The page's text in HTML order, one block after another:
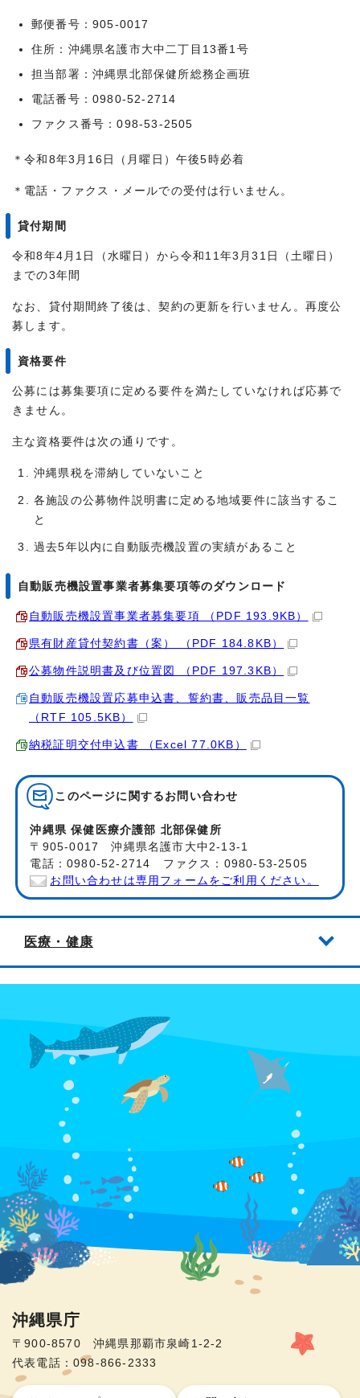
郵便番号：905-0017
住所：沖縄県名護市大中二丁目13番1号
担当部署：沖縄県北部保健所総務企画班
電話番号：0980-52-2714
ファクス番号：098-53-2505
＊令和8年3月16日（月曜日）午後5時必着
＊電話・ファクス・メールでの受付は行いません。
貸付期間
令和8年4月1日（水曜日）から令和11年3月31日（土曜日）
までの3年間
なお、貸付期間終了後は、契約の更新を行いません。再度公
募します。
資格要件
公募には募集要項に定める要件を満たしていなければ応募で
きません。
主な資格要件は次の通りです。
沖縄県税を滞納していないこと
各施設の公募物件説明書に定める地域要件に該当するこ
と
過去5年以内に自動販売機設置の実績があること
自動販売機設置事業者募集要項等のダウンロード
自動販売機設置事業者募集要項 （PDF 193.9KB）
県有財産貸付契約書（案） （PDF 184.8KB）
公募物件説明書及び位置図 （PDF 197.3KB）
自動販売機設置応募申込書、誓約書、販売品目一覧
（RTF 105.5KB）
納税証明交付申込書 （Excel 77.0KB）
このページに関する お問い合わせ
沖縄県 保健医療介護部 北部保健所
〒905-0017 沖縄県名護市大中2-13-1
電話：0980-52-2714 ファクス：0980-53-2505
お問い合わせは専用フォームをご利用ください。
医療・健康
沖縄県庁
〒900-8570 沖縄県那覇市泉崎1-2-2
代表電話：098-866-2333